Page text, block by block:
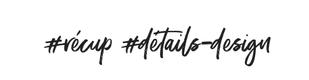
#récup #détails-design